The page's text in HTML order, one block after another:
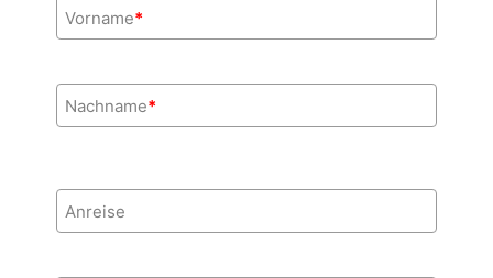
Vorname*
Nachname*
Anreise